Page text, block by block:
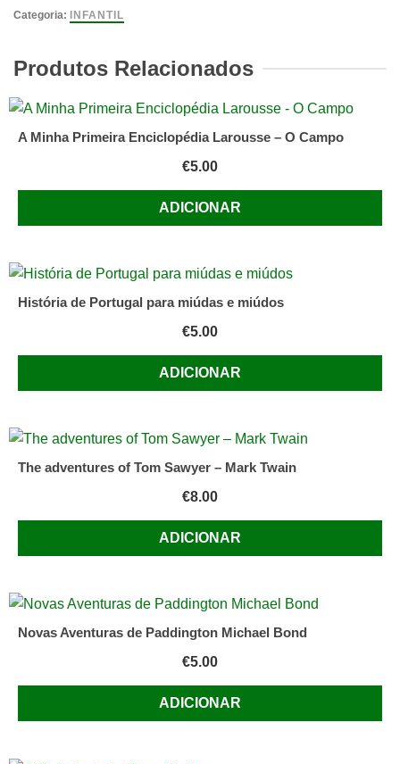
Sesamo.
que
tu
Profissões
teu
Categoria: INFANTIL
Produtos Relacionados
A Minha Primeira Enciclopédia Larousse – O Campo
€5.00
ADICIONAR
História de Portugal para miúdas e miúdos
€5.00
ADICIONAR
The adventures of Tom Sawyer – Mark Twain
€8.00
ADICIONAR
Novas Aventuras de Paddington Michael Bond
€5.00
ADICIONAR